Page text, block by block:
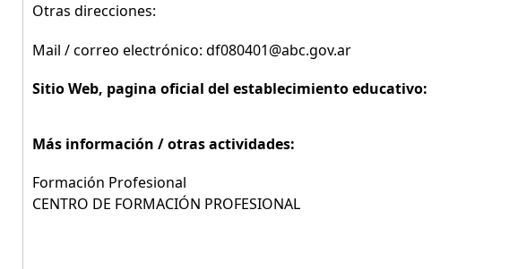
Otras direcciones:
Mail / correo electrónico: df080401@abc.gov.ar
Sitio Web, pagina oficial del establecimiento educativo:
Más información / otras actividades:
Formación Profesional
CENTRO DE FORMACIÓN PROFESIONAL